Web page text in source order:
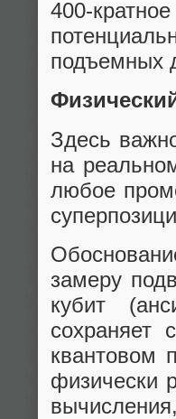
400-
подъемных
Здесь
на
любое
замеру
кубит
сохраняет
квантовом
физически